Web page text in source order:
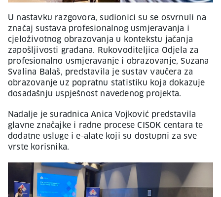
U nastavku razgovora, sudionici su se osvrnuli na
značaj sustava profesionalnog usmjeravanja i
cjeloživotnog obrazovanja u kontekstu jačanja
zapošljivosti građana. Rukovoditeljica Odjela za
profesionalno usmjeravanje i obrazovanje, Suzana
Svalina Balaš, predstavila je sustav vaučera za
obrazovanje uz popratnu statistiku koja dokazuje
dosadašnju uspješnost navedenog projekta.
Nadalje je suradnica Anica Vojković predstavila
glavne značajke i radne procese CISOK centara te
dodatne usluge i e-alate koji su dostupni za sve
vrste korisnika.